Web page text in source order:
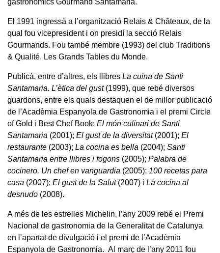
gastronòmics Gourmand Santamaria.
El 1991 ingressà a l’organització Relais & Châteaux, de la
qual fou vicepresident i on presidí la secció Relais
Gourmands. Fou també membre (1993) del club Traditions
& Qualité. Les Grands Tables du Monde.
Publicà, entre d’altres, els llibres La cuina de Santi
Santamaria. L’ètica del gust(1999), que rebé diversos
guardons, entre els quals destaquen el de millor publicació
de l’Acadèmia Espanyola de Gastronomia i el premi Circle
of Gold i Best Chef Book; El món culinari de Santi
Santamaria (2001); El gust de la diversitat(2001); El
restaurante (2003); La cocina es bella (2004); Santi
Santamaria entre llibres i fogons (2005); Palabra de
cocinero. Un chef en vanguardia (2005); 100 recetas para
casa (2007); El gust de la Salut(2007) i La cocina al
desnudo (2008).
A més de les estrelles Michelin, l’any 2009 rebé el Premi
Nacional de gastronomia de la Generalitat de Catalunya
en l’apartat de divulgació i el premi de l’Acadèmia
Espanyola de Gastronomia. Al març de l’any 2011 fou